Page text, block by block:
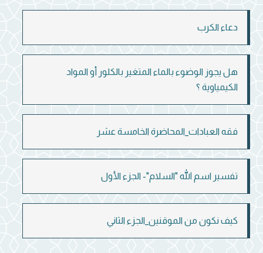
دعاء الكرب
هل يجوز الوضوء بالماء المتغير بالكلور أو المواد
الكيمياوية ؟
فقه العبادات_المحاضرة الخامسة عشر
تفسير اسم الله "السلام"- الجزء الأول
كيف نكون من الموقنين_الجزء الثاني